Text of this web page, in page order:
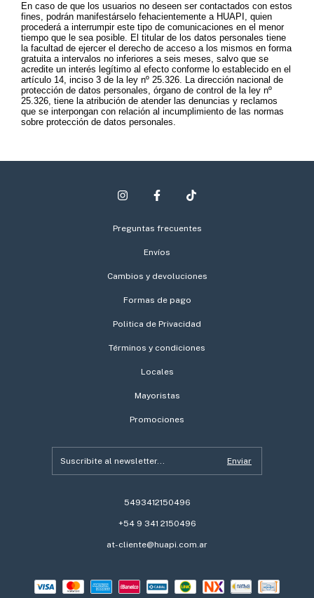
En caso de que los usuarios no deseen ser contactados con estos
fines, podrán manifestárselo fehacientemente a HUAPI, quien
procederá a interrumpir este tipo de comunicaciones en el menor
tiempo que le sea posible. El titular de los datos personales tiene
la facultad de ejercer el derecho de acceso a los mismos en forma
gratuita a intervalos no inferiores a seis meses, salvo que se
acredite un interés legítimo al efecto conforme lo establecido en el
artículo 14, inciso 3 de la ley nº 25.326. La dirección nacional de
protección de datos personales, órgano de control de la ley nº
25.326, tiene la atribución de atender las denuncias y reclamos
que se interpongan con relación al incumplimiento de las normas
sobre protección de datos personales.
Preguntas frecuentes
Envíos
Cambios y devoluciones
Formas de pago
Politica de Privacidad
Términos y condiciones
Locales
Mayoristas
Promociones
5493412150496
+54 9 341 2150496
at-cliente@huapi.com.ar